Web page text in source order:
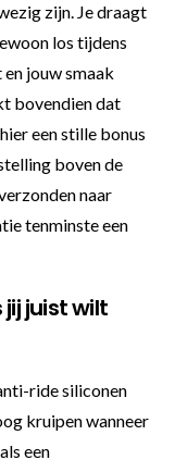
zijn. Je draagt
los tijdens
jouw smaak
bovendien dat
een stille bonus
boven de
naar
tenminste een
juist wilt
ride siliconen
kruipen wanneer
een